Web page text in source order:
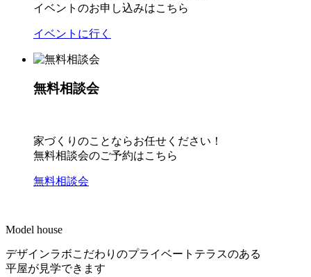
イベントのお申し込みはこちら
イベントに行く
無料相談会
家づくりのことならお任せください！
無料相談会のご予約はこちら
無料相談会
Model house
デザインラボこだわりのプライベートテラスのある
平屋が見学できます